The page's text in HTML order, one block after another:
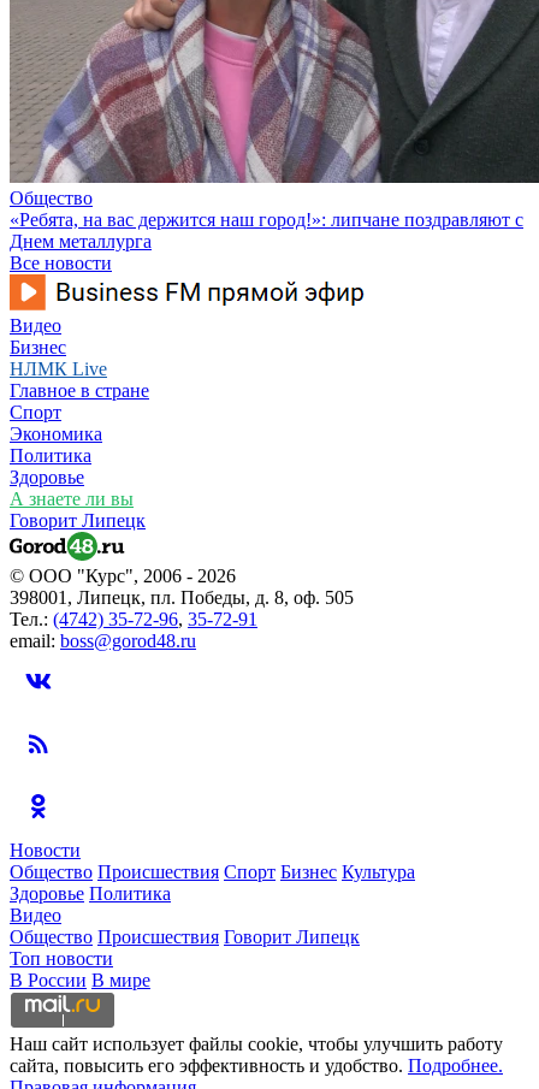
Общество
«Ребята, на вас держится наш город!»: липчане поздравляют с
Днем металлурга
Все новости
Видео
Бизнес
НЛМК Live
Главное в стране
Спорт
Экономика
Политика
Здоровье
А знаете ли вы
Говорит Липецк
© ООО "Курс", 2006 - 2026
398001, Липецк, пл. Победы, д. 8, оф. 505
Тел.: (4742) 35-72-96, 35-72-91
email: boss@gorod48.ru
Новости
Общество Происшествия Спорт Бизнес Культура
Здоровье Политика
Видео
Общество Происшествия Говорит Липецк
Топ новости
В России В мире
Наш сайт использует файлы cookie, чтобы улучшить работу
сайта, повысить его эффективность и удобство. Подробнее.